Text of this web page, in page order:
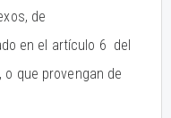
de
en el artículo 6 del
que provengan de